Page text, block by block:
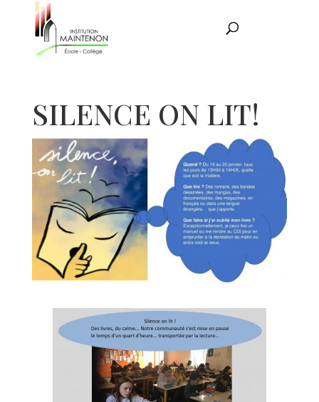
SILENCE ON LIT!